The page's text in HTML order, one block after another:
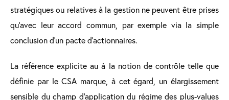
stratégiques ou relatives à la gestion ne peuvent être prises
qu’avec leur accord commun, par exemple via la simple
conclusion d’un pacte d’actionnaires.
La référence explicite au à la notion de contrôle telle que
définie par le CSA marque, à cet égard, un élargissement
sensible du champ d’application du régime des plus-values